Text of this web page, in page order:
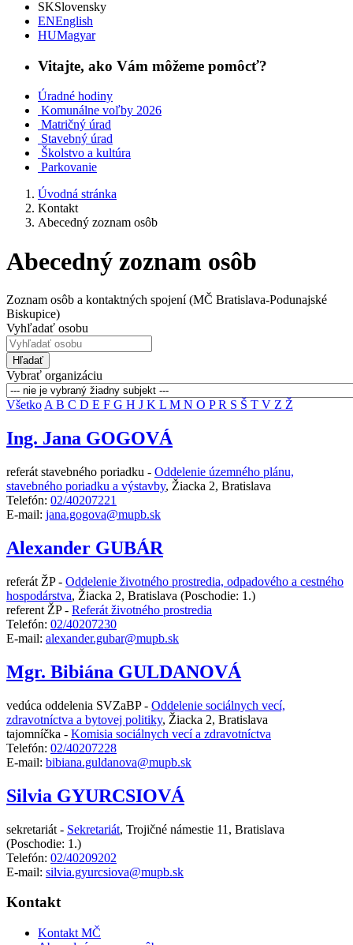
SKSlovensky
ENEnglish
HUMagyar
Vitajte, ako Vám môžeme pomôcť?
Úradné hodiny
Komunálne voľby 2026
Matričný úrad
Stavebný úrad
Školstvo a kultúra
Parkovanie
Úvodná stránka
Kontakt
Abecedný zoznam osôb
Abecedný zoznam osôb
Zoznam osôb a kontaktných spojení (MČ Bratislava-Podunajské
Biskupice)
Vyhľadať osobu
Hľadať
Vybrať organizáciu
Všetko A B C D E F G H J K L M N O PR S Š T V Z Ž
Ing. Jana GOGOVÁ
referát stavebného poriadku - Oddelenie územného plánu,
stavebného poriadku a výstavby, Žiacka 2, Bratislava
Telefón: 02/40207221
E-mail: jana.gogova@mupb.sk
Alexander GUBÁR
referát ŽP - Oddelenie životného prostredia, odpadového a cestného
hospodárstva, Žiacka 2, Bratislava (Poschodie: 1.)
referent ŽP - Referát životného prostredia
Telefón: 02/40207230
E-mail: alexander.gubar@mupb.sk
Mgr. Bibiána GULDANOVÁ
vedúca oddelenia SVZaBP - Oddelenie sociálnych vecí,
zdravotníctva a bytovej politiky, Žiacka 2, Bratislava
tajomníčka - Komisia sociálnych vecí a zdravotníctva
Telefón: 02/40207228
E-mail: bibiana.guldanova@mupb.sk
Silvia GYURCSIOVÁ
sekretariát - Sekretariát, Trojičné námestie 11, Bratislava
(Poschodie: 1.)
Telefón: 02/40209202
E-mail: silvia.gyurcsiova@mupb.sk
Kontakt
Kontakt MČ